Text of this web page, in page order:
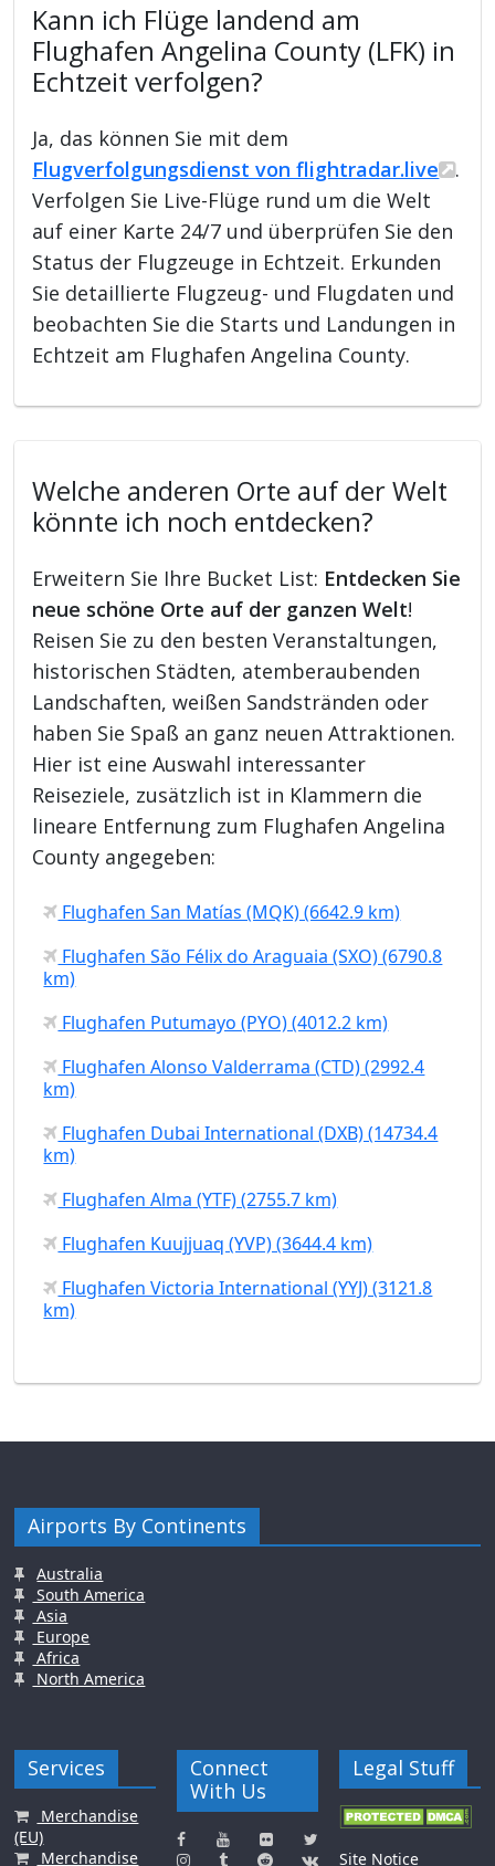
Kann ich Flüge landend am
Flughafen Angelina County (LFK) in
Echtzeit verfolgen?
Ja, das können Sie mit dem
Flugverfolgungsdienst von flightradar.live
.
Verfolgen Sie Live-Flüge rund um die Welt
auf einer Karte 24/7 und überprüfen Sie den
Status der Flugzeuge in Echtzeit. Erkunden
Sie detaillierte Flugzeug- und Flugdaten und
beobachten Sie die Starts und Landungen in
Echtzeit am Flughafen Angelina County.
Welche anderen Orte auf der Welt
könnte ich noch entdecken?
Erweitern Sie Ihre Bucket List: Entdecken Sie
neue schöne Orte auf der ganzen Welt!
Reisen Sie zu den besten Veranstaltungen,
historischen Städten, atemberaubenden
Landschaften, weißen Sandstränden oder
haben Sie Spaß an ganz neuen Attraktionen.
Hier ist eine Auswahl interessanter
Reiseziele, zusätzlich ist in Klammern die
lineare Entfernung zum Flughafen Angelina
County angegeben:
Flughafen San Matías (MQK) (6642.9 km)
Flughafen São Félix do Araguaia (SXO) (6790.8
km)
Flughafen Putumayo (PYO) (4012.2 km)
Flughafen Alonso Valderrama (CTD) (2992.4
km)
Flughafen Dubai International (DXB) (14734.4
km)
Flughafen Alma (YTF) (2755.7 km)
Flughafen Kuujjuaq (YVP) (3644.4 km)
Flughafen Victoria International (YYJ) (3121.8
km)
Airports By Continents
Australia
South America
Asia
Europe
Africa
North America
Services
Merchandise
(EU)
Merchandise
Connect
With Us
Legal Stuff
Site Notice